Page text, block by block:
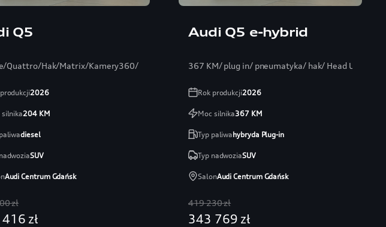
Q5
Quattro/Hak/Matrix/Kamery360/
2026
silnika204KM
diesel
SUV
Audi Centrum Gdańsk
zł
zł
Audi Q5 e-hybrid
367 KM/ plug in/ pneumatyka/ hak/ Head Up/
Rok produkcji2026
Moc silnika367KM
Typ paliwahybryda Plug-in
Typ nadwoziaSUV
SalonAudi Centrum Gdańsk
419 230 zł
343 769 zł